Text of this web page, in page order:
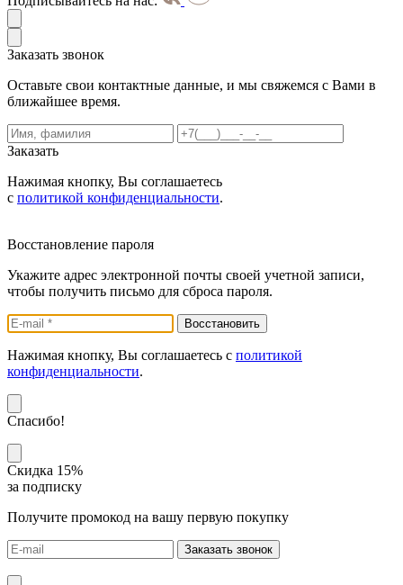
Заказать звонок
Оставьте свои контактные данные, и мы свяжемся с Вами в
ближайшее время.
Заказать
Нажимая кнопку, Вы соглашаетесь
с политикой конфиденциальности.
Восстановление пароля
Укажите адрес электронной почты своей учетной записи,
чтобы получить письмо для сброса пароля.
Нажимая кнопку, Вы соглашаетесь с политикой
конфиденциальности.
Спасибо!
Скидка 15%
за подписку
Получите промокод на вашу первую покупку
Заказать звонок